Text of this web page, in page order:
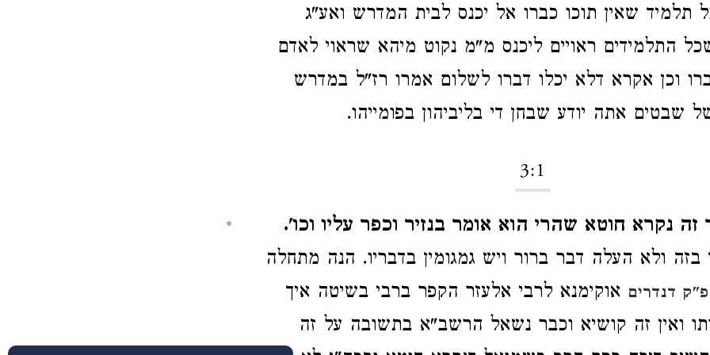
תלמיד שאין תוכו כברו אל יכנס לבית המדרש ואע"ג
התלמידים ראויים ליכנס מ"מ נקוט מיהא שראוי לאדם
וכן אקרא דלא יכלו דברו לשלום אמרו רז"ל במדרש
שבטים אתה יודע שבחן די בליביהון בפומייהו.
3:1
נקרא חוטא שהרי הוא אומר בנזיר וכפר עליו וכו'.
ולא העלה דבר ברור ויש גמגומין בדבריו. הנה מתחלה
דנדרים אוקימנא לרבי אלעזר הקפר ברבי בשיטה איך
ואין זה קושיא וכבר נשאל הרשב"א בתשובה על זה